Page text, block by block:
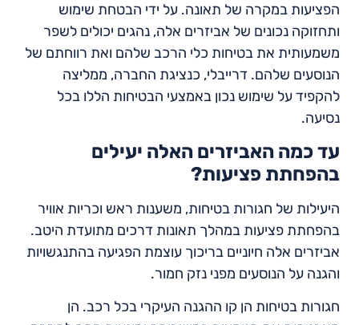
הפציעות במקרה של תאונה. על ידי הבטחת שימוש
ותחזוקה נכונים של אביזרים אלה, נהגים יכולים לשפר
משמעותית את בטיחות כלי הרכב שלהם ואת רווחתם של
הנוסעים שלהם. דרייבלי, כנציגת החברה, ממליצה
להקפיד על שימוש נכון באמצעי הבטיחות הללו בכל
נסיעה.
עד כמה האביזרים האלה יעילים
בהפחתת פציעות?
היעילות של חגורות בטיחות, משענות ראש וכריות אוויר
בהפחתת פציעות במהלך תאונות דרכים מתועדת היטב.
אביזרים אלה חיוניים בריכוך עוצמת הפגיעה בהתנגשויות
והגנה על הנוסעים מפני נזק חמור.
חגורות בטיחות הן קו ההגנה העיקרי בכל רכב. הן